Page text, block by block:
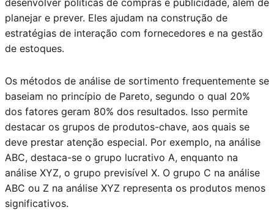
desenvolver políticas de compras e publicidade, além de
planejar e prever. Eles ajudam na construção de
estratégias de interação com fornecedores e na gestão
de estoques.
Os métodos de análise de sortimento frequentemente se
baseiam no princípio de Pareto, segundo o qual 20%
dos fatores geram 80% dos resultados. Isso permite
destacar os grupos de produtos-chave, aos quais se
deve prestar atenção especial. Por exemplo, na análise
ABC, destaca-se o grupo lucrativo A, enquanto na
análise XYZ, o grupo previsível X. O grupo C na análise
ABC ou Z na análise XYZ representa os produtos menos
significativos.